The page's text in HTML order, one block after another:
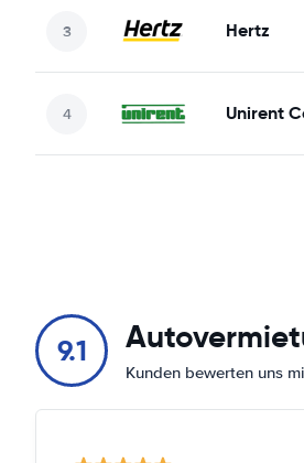
Hertz
Unirent
9.1
Kunden bewerten uns